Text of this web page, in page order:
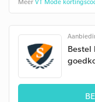
Meer VT Mode
Bestel